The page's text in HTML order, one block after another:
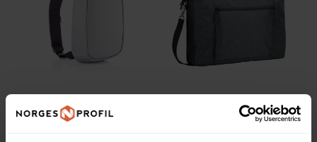
XD Design Bobby Slynge
583 NOK
Clique Prestige Briefcase